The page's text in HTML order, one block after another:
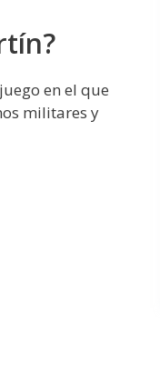
en el que
militares y